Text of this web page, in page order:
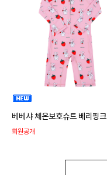
베베샤 체온보호슈트 베리핑크
회원공개